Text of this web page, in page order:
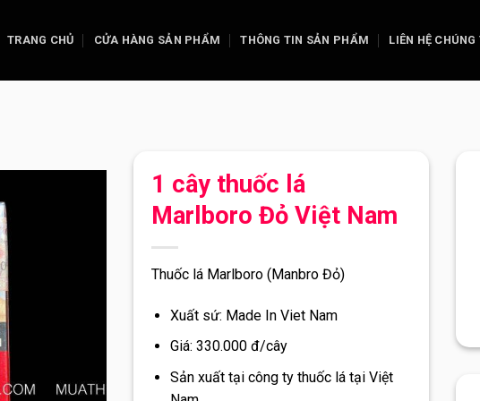
TRANG CHỦ CỬA HÀNG SẢN PHẨM THÔNG TIN SẢN PHẨM LIÊN HỆ CHÚNG
1 cây thuốc lá
Marlboro Đỏ Việt Nam
Thuốc lá Marlboro (Manbro Đỏ)
Xuất sứ: Made In Viet Nam
Giá: 330.000 đ/cây
Sản xuất tại công ty thuốc lá tại Việt